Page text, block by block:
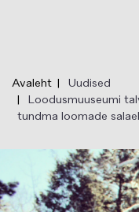
Avaleht
Uudised
Loodusmuuseumi
tundma loomade